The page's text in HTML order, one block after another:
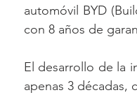
automóvil BYD
con 8 años de
El desarrollo de la
apenas 3 décadas,